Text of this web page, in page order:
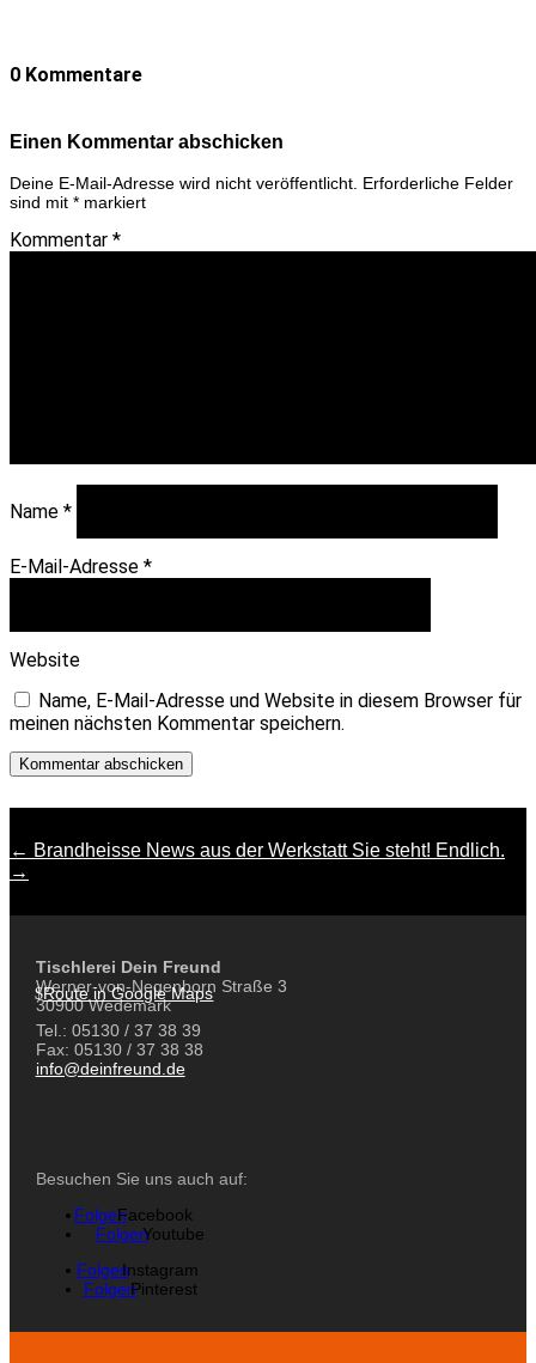
0 Kommentare
Einen Kommentar abschicken
Deine E-Mail-Adresse wird nicht veröffentlicht. Erforderliche Felder
sind mit * markiert
Kommentar *
Name *
E-Mail-Adresse *
Website
Name, E-Mail-Adresse und Website in diesem Browser für
meinen nächsten Kommentar speichern.
Kommentar abschicken
← Brandheisse News aus der Werkstatt Sie steht! Endlich.
→
Tischlerei Dein Freund
Werner-von-Negenborn Straße 3
30900 Wedemark
Route in Google Maps
Tel.: 05130 / 37 38 39
Fax: 05130 / 37 38 38
info@deinfreund.de
Besuchen Sie uns auch auf:
Folgen
Folgen
Folgen
Folgen